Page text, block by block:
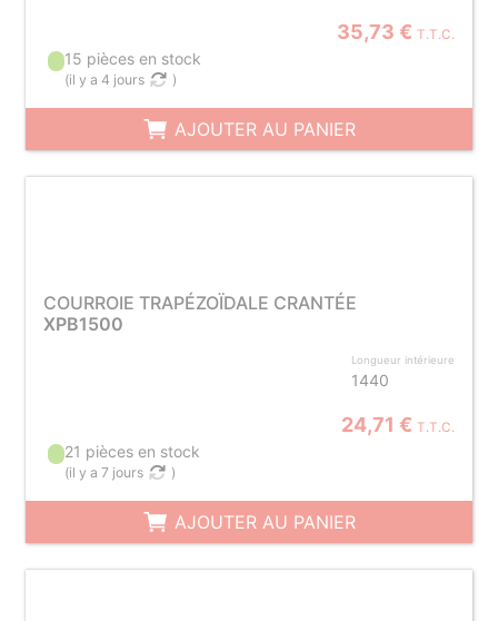
35,73 € T.T.C.
15 pièces en stock
(il y a 4 jours )
AJOUTER AU PANIER
COURROIE TRAPÉZOÏDALE CRANTÉE
XPB1500
Longueur intérieure
1440
24,71 € T.T.C.
21 pièces en stock
(il y a 7 jours )
AJOUTER AU PANIER